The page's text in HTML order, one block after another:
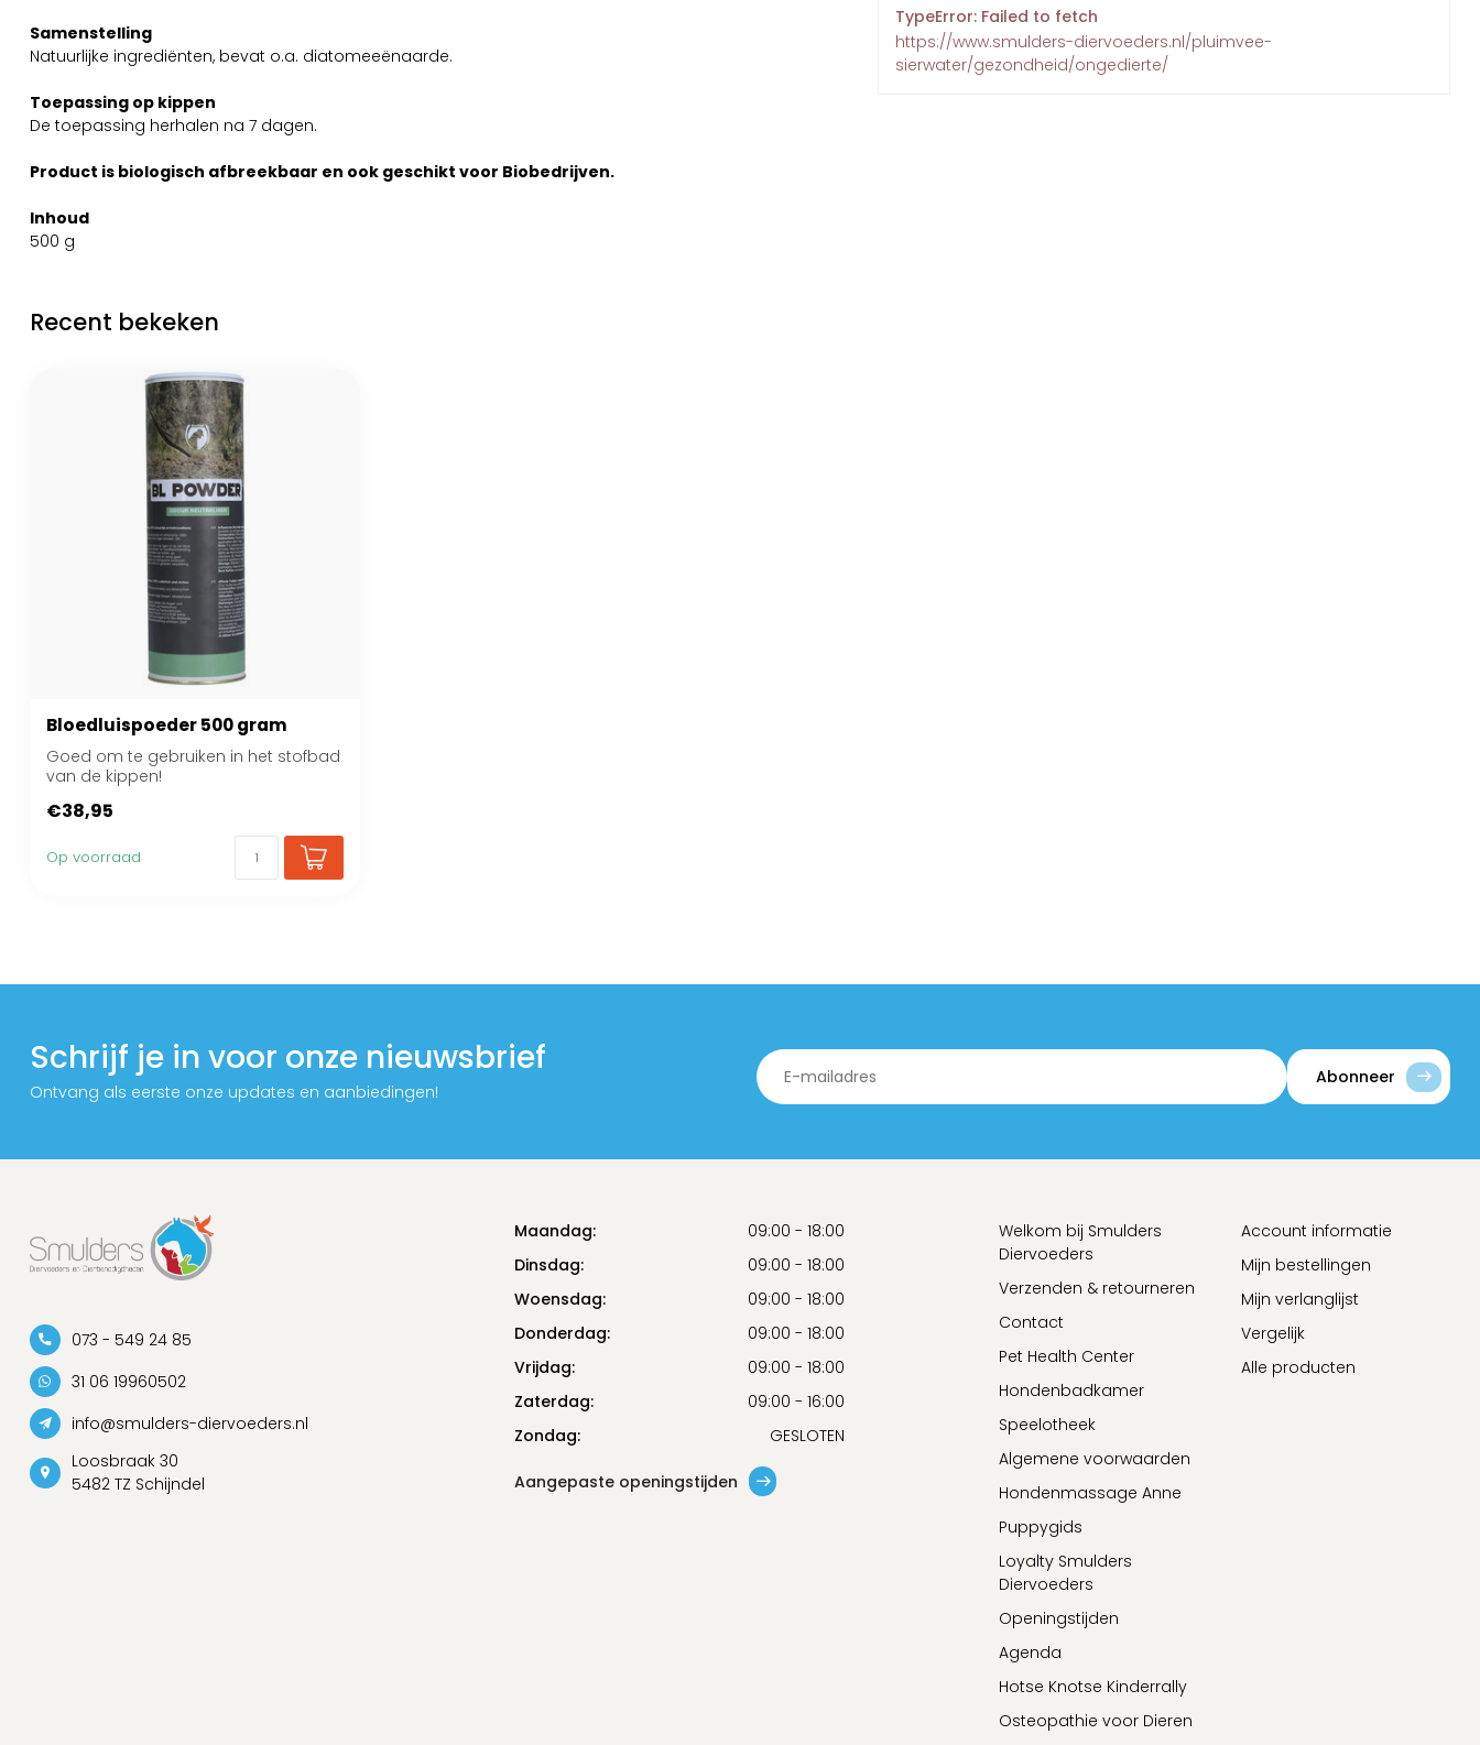
Samenstelling
Natuurlijke ingrediënten, bevat o.a. diatomeeënaarde.
Toepassing op kippen
De toepassing herhalen na 7 dagen.
Product is biologisch afbreekbaar en ook geschikt voor Biobedrijven.
Inhoud
500 g
TypeError: Failed to fetch
https://www.smulders-diervoeders.nl/pluimvee-
sierwater/gezondheid/ongedierte/
Recent bekeken
Bloedluispoeder 500 gram
Goed om te gebruiken in het stofbad
van de kippen!
€38,95
Op voorraad
Schrijf je in voor onze nieuwsbrief
Ontvang als eerste onze updates en aanbiedingen!
Abonneer
073 - 549 24 85
31 06 19960502
info@smulders-diervoeders.nl
Loosbraak 30
5482 TZ Schijndel
Maandag:
09:00 - 18:00
Dinsdag:
09:00 - 18:00
Woensdag:
09:00 - 18:00
Donderdag:
09:00 - 18:00
Vrijdag:
09:00 - 18:00
Zaterdag:
09:00 - 16:00
Zondag:
GESLOTEN
Aangepaste openingstijden
Welkom bij Smulders
Diervoeders
Verzenden & retourneren
Contact
Pet Health Center
Hondenbadkamer
Speelotheek
Algemene voorwaarden
Hondenmassage Anne
Puppygids
Loyalty Smulders
Diervoeders
Openingstijden
Agenda
Hotse Knotse Kinderrally
Osteopathie voor Dieren
Account informatie
Mijn bestellingen
Mijn verlanglijst
Vergelijk
Alle producten